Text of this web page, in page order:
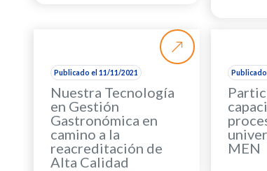
Publicado el 11/11/2021
Nuestra Tecnología
en Gestión
Gastronómica en
camino a la
reacreditación de
Alta Calidad
MEN